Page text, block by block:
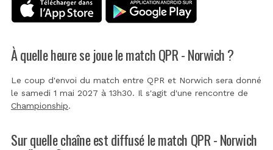
À quelle heure se joue le match QPR - Norwich ?
Le coup d'envoi du match entre QPR et Norwich sera donné
le samedi 1 mai 2027 à 13h30. Il s'agit d'une rencontre de
Championship.
Sur quelle chaîne est diffusé le match QPR - Norwich